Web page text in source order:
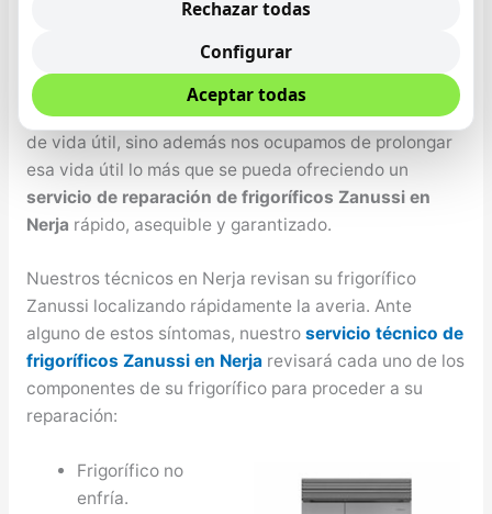
queridos depende eminentemente de la nutrición que
cuente con un frigo que conserve los alimentos de la
mejor manera y el mayor tiempo posible, Zanussi no
sólo se desarrollan altas tecnologías con un periodo
de vida útil, sino además nos ocupamos de prolongar
esa vida útil lo más que se pueda ofreciendo un
servicio de reparación de frigoríficos Zanussi en
Nerja rápido, asequible y garantizado.
Nuestros técnicos en Nerja revisan su frigorífico
Zanussi localizando rápidamente la averia. Ante
alguno de estos síntomas, nuestro servicio técnico de
frigoríficos Zanussi en Nerjarevisará cada uno de los
componentes de su frigorífico para proceder a su
reparación:
Frigorífico no
enfría.
Rechazar todas
Configurar
Aceptar todas